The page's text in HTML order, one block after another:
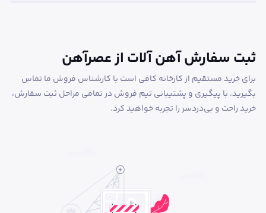
ثبت سفارش آهن آلات از عصرآهن
برای خرید مستقیم از کارخانه کافی است با کارشناس فروش ما تماس
بگیرید. با پیگیری و پشتیبانی تیم فروش در تمامی مراحل ثبت سفارش،
خرید راحت و بی‌دردسر را تجربه خواهید کرد.